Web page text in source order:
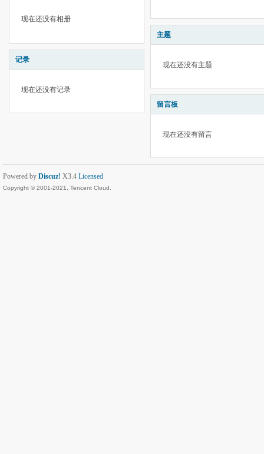
现在还没有相册
记录
现在还没有记录
主题
现在还没有主题
留言板
现在还没有留言
Powered by Discuz! X3.4 Licensed
Copyright © 2001-2021, Tencent Cloud.